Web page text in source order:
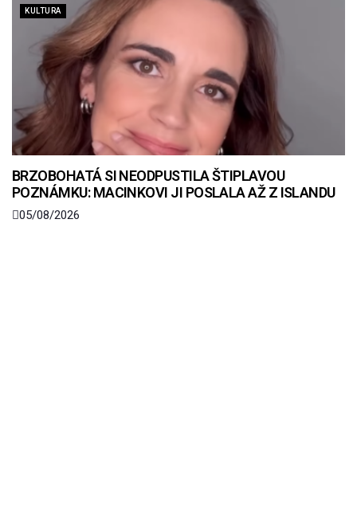
KULTURA
BRZOBOHATÁ SI NEODPUSTILA ŠTIPLAVOU
POZNÁMKU: MACINKOVI JI POSLALA AŽ Z ISLANDU
05/08/2026